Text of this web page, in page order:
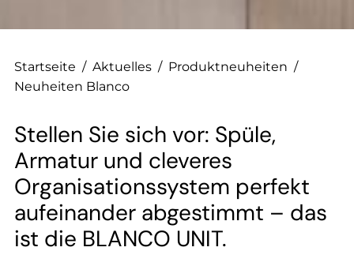
Startseite / Aktuelles / Produktneuheiten /
Neuheiten Blanco
Stellen Sie sich vor: Spüle,
Armatur und cleveres
Organisationssystem perfekt
aufeinander abgestimmt – das
ist die BLANCO UNIT.